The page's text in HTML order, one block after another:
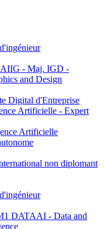
- Maj. IGD -
and Design
Digital d'Entreprise
Artificielle - Expert
Artificielle
non diplomant
DATAAI - Data and